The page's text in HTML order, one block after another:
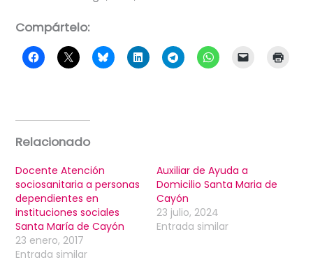
Compártelo:
Relacionado
Docente Atención
sociosanitaria a personas
dependientes en
instituciones sociales
Santa María de Cayón
23 enero, 2017
Entrada similar
Auxiliar de Ayuda a
Domicilio Santa Maria de
Cayón
23 julio, 2024
Entrada similar